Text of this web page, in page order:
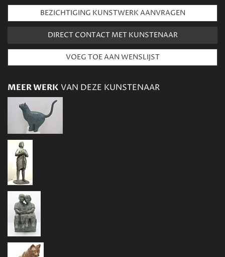
BEZICHTIGING KUNSTWERK AANVRAGEN
DIRECT CONTACT MET KUNSTENAAR
MEER WERK VAN DEZE KUNSTENAAR